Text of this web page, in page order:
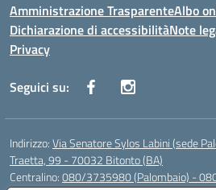
Amministrazione TrasparenteAlbo
Dichiarazione di accessibilitàNote
Privacy
Seguici su:
Indirizzo:Via Senatore Sylos Labini (sede
Traetta, 99 - 70032 Bitonto (BA)
Centralino:080/3735980 (Palombaio) -